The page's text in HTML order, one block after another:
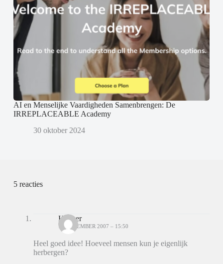
AI en Menselijke Vaardigheden Samenbrengen: De
IRREPLACEABLE Academy
30 oktober 2024
5 reacties
Helmer
12 DECEMBER 2007 – 15:50
Heel goed idee! Hoeveel mensen kun je eigenlijk
herbergen?